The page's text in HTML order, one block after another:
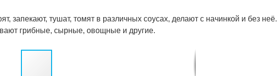
запекают, тушат, томят в различных соусах, делают с начинкой и без неё.
грибные, сырные, овощные и другие.